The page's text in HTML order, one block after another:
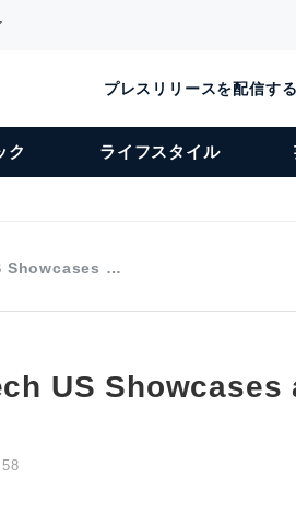
プレスリリースを配信する
ク ライフスタイル
Showcases …
US Showcases